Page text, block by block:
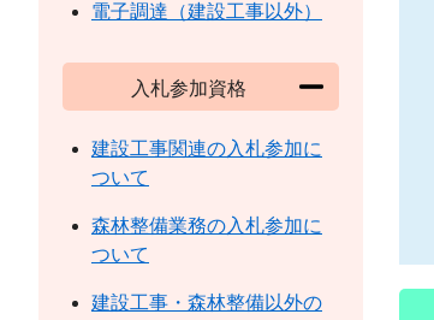
電子調達（建設工事以外）
入札参加資格
建設工事関連の入札参加に
ついて
森林整備業務の入札参加に
ついて
建設工事・森林整備以外の